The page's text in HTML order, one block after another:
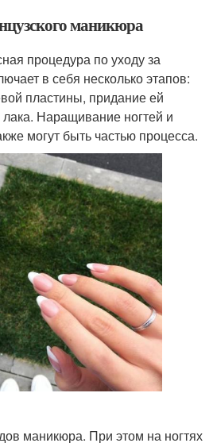
маникюра
процедура по уходу за
в себя несколько этапов:
пластины, придание ей
Наращивание ногтей и
могут быть частью процесса.
маникюра. При этом на ногтях